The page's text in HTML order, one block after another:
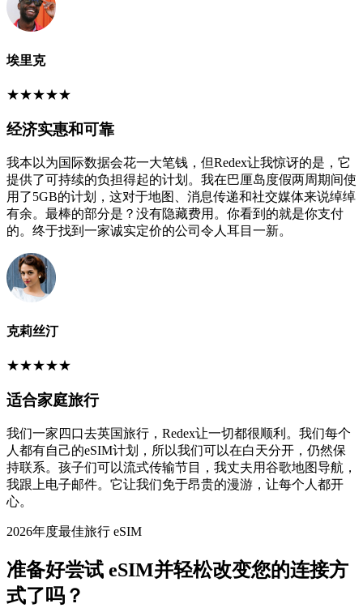
埃里克
★★★★★
经济实惠和可靠
我本以为国际数据会花一大笔钱，但Redex让我惊讶的是，它
提供了可持续的负担得起的计划。我在巴厘岛度假两周期间使
用了5GB的计划，这对于地图、消息传递和社交媒体来说绰绰
有余。最棒的部分是？没有隐藏费用。你看到的就是你支付
的。终于找到一家诚实定价的公司令人耳目一新。
克莉丝汀
★★★★★
适合家庭旅行
我们一家四口去英国旅行，Redex让一切都很顺利。我们每个
人都有自己的eSIM计划，所以我们可以在白天分开，仍然保
持联系。孩子们可以流式传输节目，我丈夫用谷歌地图导航，
我跟上电子邮件。它让我们免于昂贵的漫游，让每个人都开
心。
2026年度最佳旅行 eSIM
准备好尝试 eSIM并轻松改变您的连接方
式了吗？